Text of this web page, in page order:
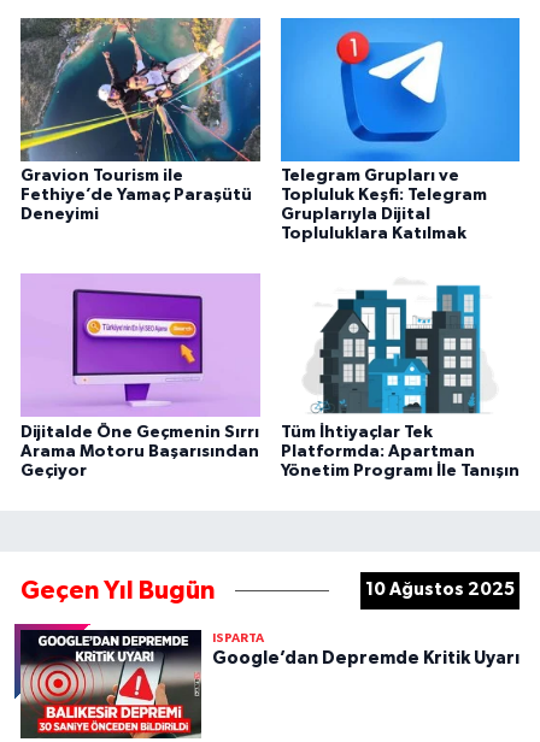
Gravion Tourism ile
Fethiye’de Yamaç Paraşütü
Deneyimi
Telegram Grupları ve
Topluluk Keşfi: Telegram
Gruplarıyla Dijital
Topluluklara Katılmak
Dijitalde Öne Geçmenin Sırrı
Arama Motoru Başarısından
Geçiyor
Tüm İhtiyaçlar Tek
Platformda: Apartman
Yönetim Programı İle Tanışın
Geçen Yıl Bugün 10 Ağustos 2025
ISPARTA
Google’dan Depremde Kritik Uyarı